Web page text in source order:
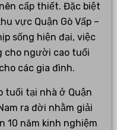
cấp thiết. Đặc biệt
vực Quận Gò Vấp –
sống hiện đại, việc
cho người cao tuổi
các gia đình.
tuổi tại nhà ở Quận
ra đời nhằm giải
10 năm kinh nghiệm